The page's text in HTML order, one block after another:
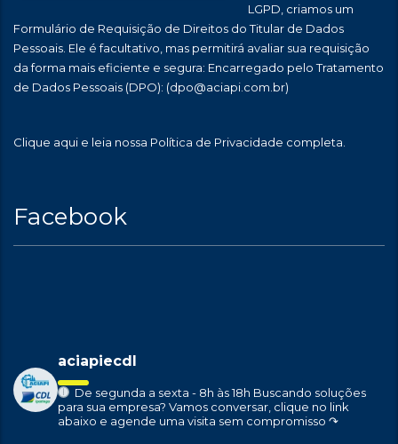
LGPD, criamos um
Formulário de Requisição de Direitos do Titular de Dados
Pessoais. Ele é facultativo, mas permitirá avaliar sua requisição
da forma mais eficiente e segura: Encarregado pelo Tratamento
de Dados Pessoais (DPO): (dpo@aciapi.com.br)
Clique aqui e leia nossa Política de Privacidade completa.
Facebook
aciapiecdl
De segunda a sexta - 8h às 18h Buscando soluções
para sua empresa? Vamos conversar, clique no link
abaixo e agende uma visita sem compromisso ↷